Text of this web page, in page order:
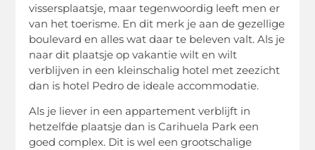
vissersplaatsje, maar tegenwoordig leeft men er
van het toerisme. En dit merk je aan de gezellige
boulevard en alles wat daar te beleven valt. Als je
naar dit plaatsje op vakantie wilt en wilt
verblijven in een kleinschalig hotel met zeezicht
dan is hotel Pedro de ideale accommodatie.
Als je liever in een appartement verblijft in
hetzelfde plaatsje dan is Carihuela Park een
goed complex. Dit is wel een grootschalige